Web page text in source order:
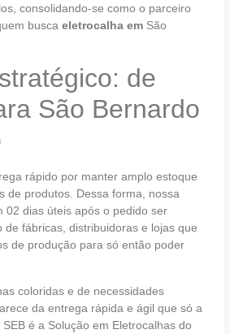
consolidando-se como o parceiro
busca eletrocalha em São
de
São Bernardo
rápido por manter amplo estoque
de produtos. Dessa forma, nossa
02 dias úteis após o pedido ser
de fábricas, distribuidoras e lojas que
de produção para só então poder
coloridas e de necessidades
da entrega rápida e ágil que só a
é a Solução em Eletrocalhas do